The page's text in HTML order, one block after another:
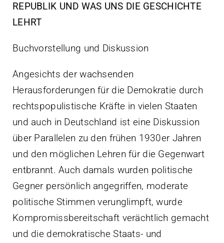
REPUBLIK UND WAS UNS DIE GESCHICHTE
LEHRT
Buchvorstellung und Diskussion
Angesichts der wachsenden
Herausforderungen für die Demokratie durch
rechtspopulistische Kräfte in vielen Staaten
und auch in Deutschland ist eine Diskussion
über Parallelen zu den frühen 1930er Jahren
und den möglichen Lehren für die Gegenwart
entbrannt. Auch damals wurden politische
Gegner persönlich angegriffen, moderate
politische Stimmen verunglimpft, wurde
Kompromissbereitschaft verächtlich gemacht
und die demokratische Staats- und